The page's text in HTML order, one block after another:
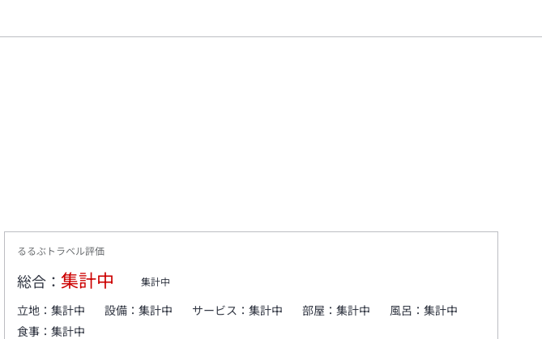
るるぶトラベル評価
総合： 集計中 集計中
立地：集計中 設備：集計中 サービス：集計中 部屋：集計中 風呂：集計中
食事：集計中